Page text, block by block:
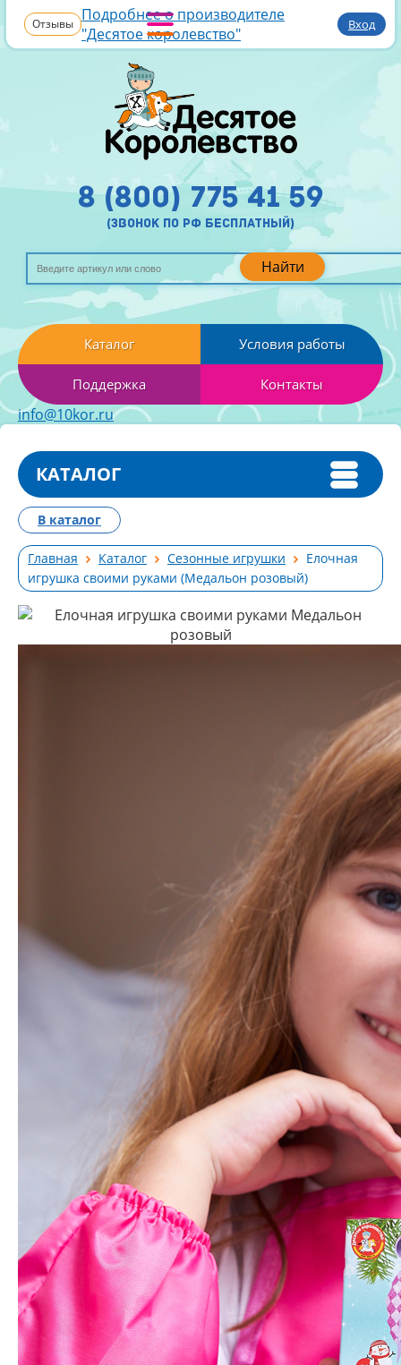
Отзывы Подробнее о производителе
"Десятое королевство"
Вход
Найти
8 (800) 775 41 59
(звонок по рф бесплатный)
Каталог Условия работы
Поддержка Контакты
info@10kor.ru
КАТАЛОГ
Главная Каталог Сезонные игрушки
Елочная
игрушка своими руками (Медальон розовый)
В каталог